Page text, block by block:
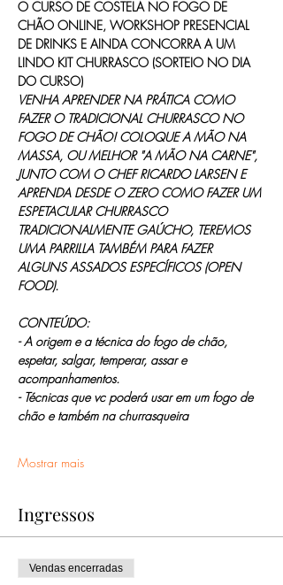
O CURSO DE COSTELA NO FOGO DE
CHÃO ONLINE, WORKSHOP PRESENCIAL
DE DRINKS E AINDA CONCORRA A UM
LINDO KIT CHURRASCO (SORTEIO NO DIA
DO CURSO)
VENHA APRENDER NA PRÁTICA COMO
FAZER O TRADICIONAL CHURRASCO NO
FOGO DE CHÃO! COLOQUE A MÃO NA
MASSA, OU MELHOR "A MÃO NA CARNE",
JUNTO COM O CHEF RICARDO LARSEN E
APRENDA DESDE O ZERO COMO FAZER UM
ESPETACULAR CHURRASCO
TRADICIONALMENTE GAÚCHO, TEREMOS
UMA PARRILLA TAMBÉM PARA FAZER
ALGUNS ASSADOS ESPECÍFICOS (OPEN
FOOD).
CONTEÚDO:
- A origem e a técnica do fogo de chão,
espetar, salgar, temperar, assar e
acompanhamentos.
- Técnicas que vc poderá usar em um fogo de
chão e também na churrasqueira
Mostrar mais
Ingressos
Vendas encerradas